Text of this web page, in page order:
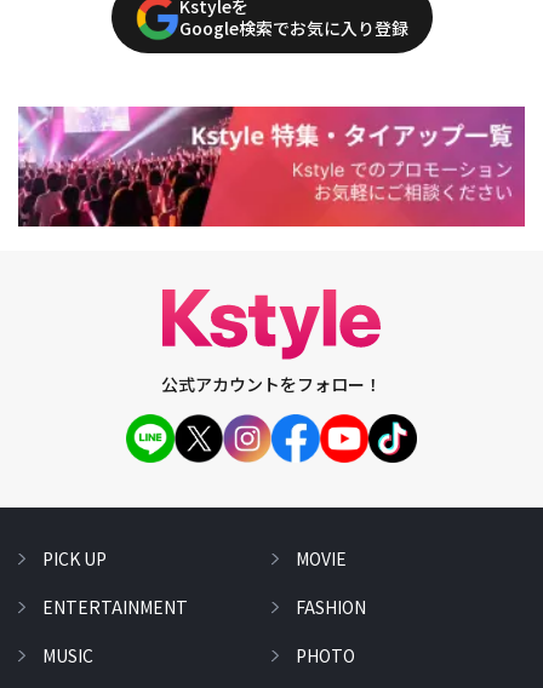
Kstyleを
Google検索でお気に入り登録
公式アカウントをフォロー！
PICK UP
ENTERTAINMENT
MUSIC
MOVIE
FASHION
PHOTO